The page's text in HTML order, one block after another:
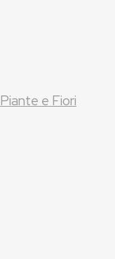
Piante e Fiori